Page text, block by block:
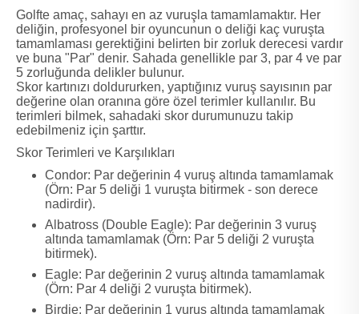
Golfte amaç, sahayı en az vuruşla tamamlamaktır. Her
deliğin, profesyonel bir oyuncunun o deliği kaç vuruşta
tamamlaması gerektiğini belirten bir zorluk derecesi vardır
ve buna "Par" denir. Sahada genellikle par 3, par 4 ve par
5 zorluğunda delikler bulunur.
Skor kartınızı doldururken, yaptığınız vuruş sayısının par
değerine olan oranına göre özel terimler kullanılır. Bu
terimleri bilmek, sahadaki skor durumunuzu takip
edebilmeniz için şarttır.
Skor Terimleri ve Karşılıkları
Condor: Par değerinin 4 vuruş altında tamamlamak
(Örn: Par 5 deliği 1 vuruşta bitirmek - son derece
nadirdir).
Albatross (Double Eagle): Par değerinin 3 vuruş
altında tamamlamak (Örn: Par 5 deliği 2 vuruşta
bitirmek).
Eagle: Par değerinin 2 vuruş altında tamamlamak
(Örn: Par 4 deliği 2 vuruşta bitirmek).
Birdie: Par değerinin 1 vuruş altında tamamlamak